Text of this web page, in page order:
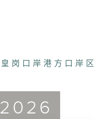
皇岗口岸港方口岸区
2026